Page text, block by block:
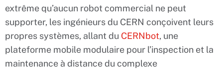
extrême qu’aucun robot commercial ne peut
supporter, les ingénieurs du CERN conçoivent leurs
propres systèmes, allant du CERNbot, une
plateforme mobile modulaire pour l’inspection et la
maintenance à distance du complexe